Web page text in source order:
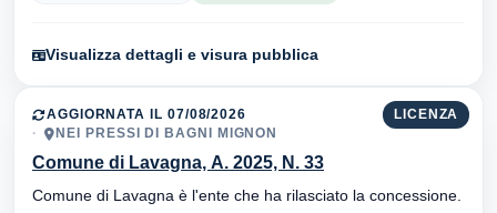
Visualizza dettagli e visura pubblica
LICENZA
AGGIORNATA IL 07/08/2026
NEI PRESSI DI BAGNI MIGNON
Comune di Lavagna, A. 2025, N. 33
Comune di Lavagna è l'ente che ha rilasciato la concessione.